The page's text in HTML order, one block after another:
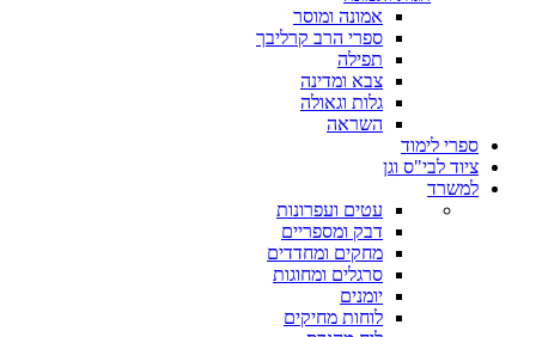
אמונה ומוסר
ספרי הרב קרליבך
תפילה
צבא ומדינה
גלות וגאולה
השראה
ספרי לימוד
ציוד לבי"ס וגן
למשרד
עטים ועפרונות
דבק ומספריים
מחקים ומחדדים
סרגלים ומחוגות
יומנים
לוחות מחיקים